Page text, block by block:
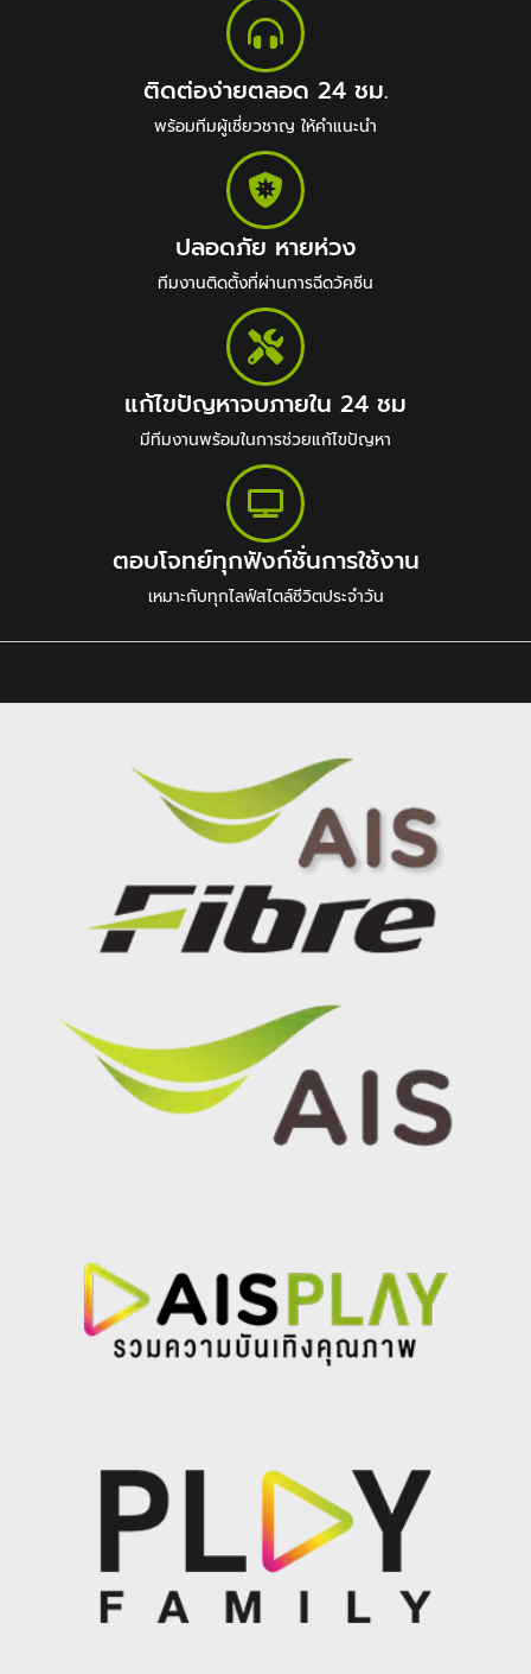
ติดต่อง่ายตลอด 24 ชม.
พร้อมทีมผู้เชี่ยวชาญ ให้คำแนะนำ
ปลอดภัย หายห่วง
ทีมงานติดตั้งที่ผ่านการฉีดวัคซีน
แก้ไขปัญหาจบภายใน 24 ชม
มีทีมงานพร้อมในการช่วยแก้ไขปัญหา
ตอบโจทย์ทุกฟังก์ชั่นการใช้งาน
เหมาะกับทุกไลฟ์สไตล์ชีวิตประจำวัน